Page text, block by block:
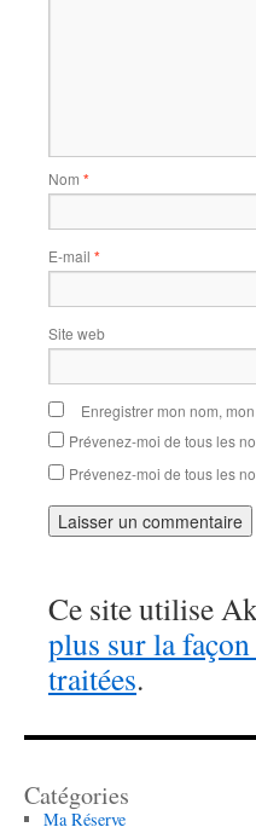
Nom *
E-mail *
Site web
Enregistrer mon nom,
Prévenez-moi de tous les
Prévenez-moi de tous les
Ce site utilise
plus sur la
traitées.
Catégories
Ma Réserve